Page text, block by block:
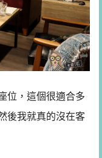
位，這個很適合多
後我就真的沒在客